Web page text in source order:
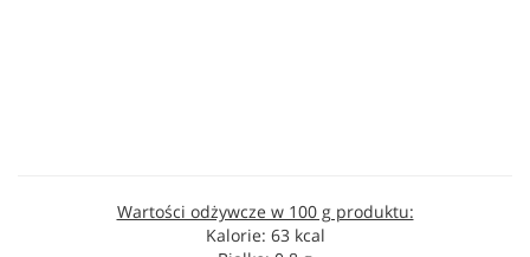
Wartości odżywcze w 100 g produktu:
Kalorie: 63 kcal